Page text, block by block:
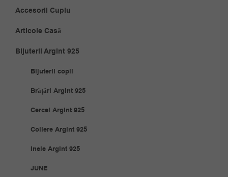
Accesorii Cuplu
Articole Casă
Bijuterii Argint 925
Bijuterii copii
Brățări Argint 925
Cercei Argint 925
Coliere Argint 925
Inele Argint 925
JUNE